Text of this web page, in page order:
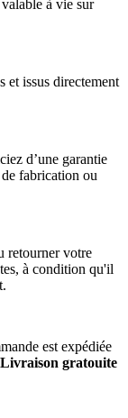
à vie sur
et issus directement
d’une garantie
fabrication ou
retourner votre
à condition qu'il
est expédiée
Livraison gratouite